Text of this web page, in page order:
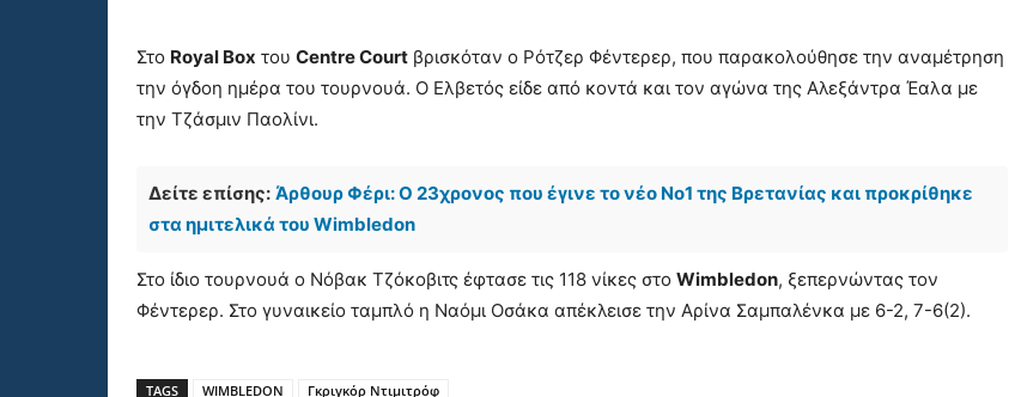
Στο Royal Box του Centre Court βρισκόταν ο Ρότζερ Φέντερερ, που παρακολούθησε την αναμέτρηση
την όγδοη ημέρα του τουρνουά. Ο Ελβετός είδε από κοντά και τον αγώνα της Αλεξάντρα Έαλα με
την Τζάσμιν Παολίνι.
Δείτε επίσης: Άρθουρ Φέρι: Ο 23χρονος που έγινε το νέο Νο1 της Βρετανίας και προκρίθηκε
στα ημιτελικά του Wimbledon
Στο ίδιο τουρνουά ο Νόβακ Τζόκοβιτς έφτασε τις 118 νίκες στο Wimbledon, ξεπερνώντας τον
Φέντερερ. Στο γυναικείο ταμπλό η Ναόμι Οσάκα απέκλεισε την Αρίνα Σαμπαλένκα με 6-2, 7-6(2).
TAGS WIMBLEDON Γκριγκόρ Ντιμιτρόφ